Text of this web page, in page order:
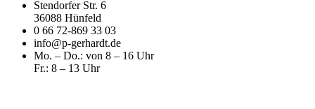
Stendorfer Str. 6
36088 Hünfeld
0 66 72-869 33 03
info@p-gerhardt.de
Mo. – Do.: von 8 – 16 Uhr
Fr.: 8 – 13 Uhr